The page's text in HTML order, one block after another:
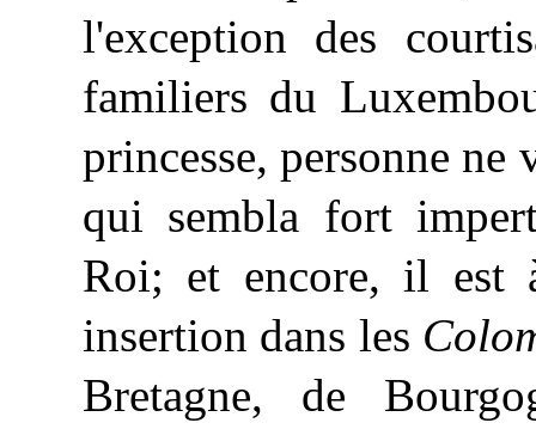
l'exception des
familiers du
princesse, personne
qui sembla fort
Roi; et encore, il est
insertion dans les
Bretagne, de